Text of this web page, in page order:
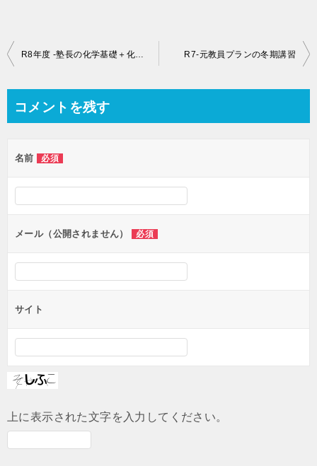
投
ビ
ー
シ
ン
R8年度 -塾長の化学基礎＋化学講座 募集開始 R7-元教員プランの冬期講習
コメントを残す
名前 必須
メール（公開されません） 必須
サイト
上に表示された文字を入力してください。